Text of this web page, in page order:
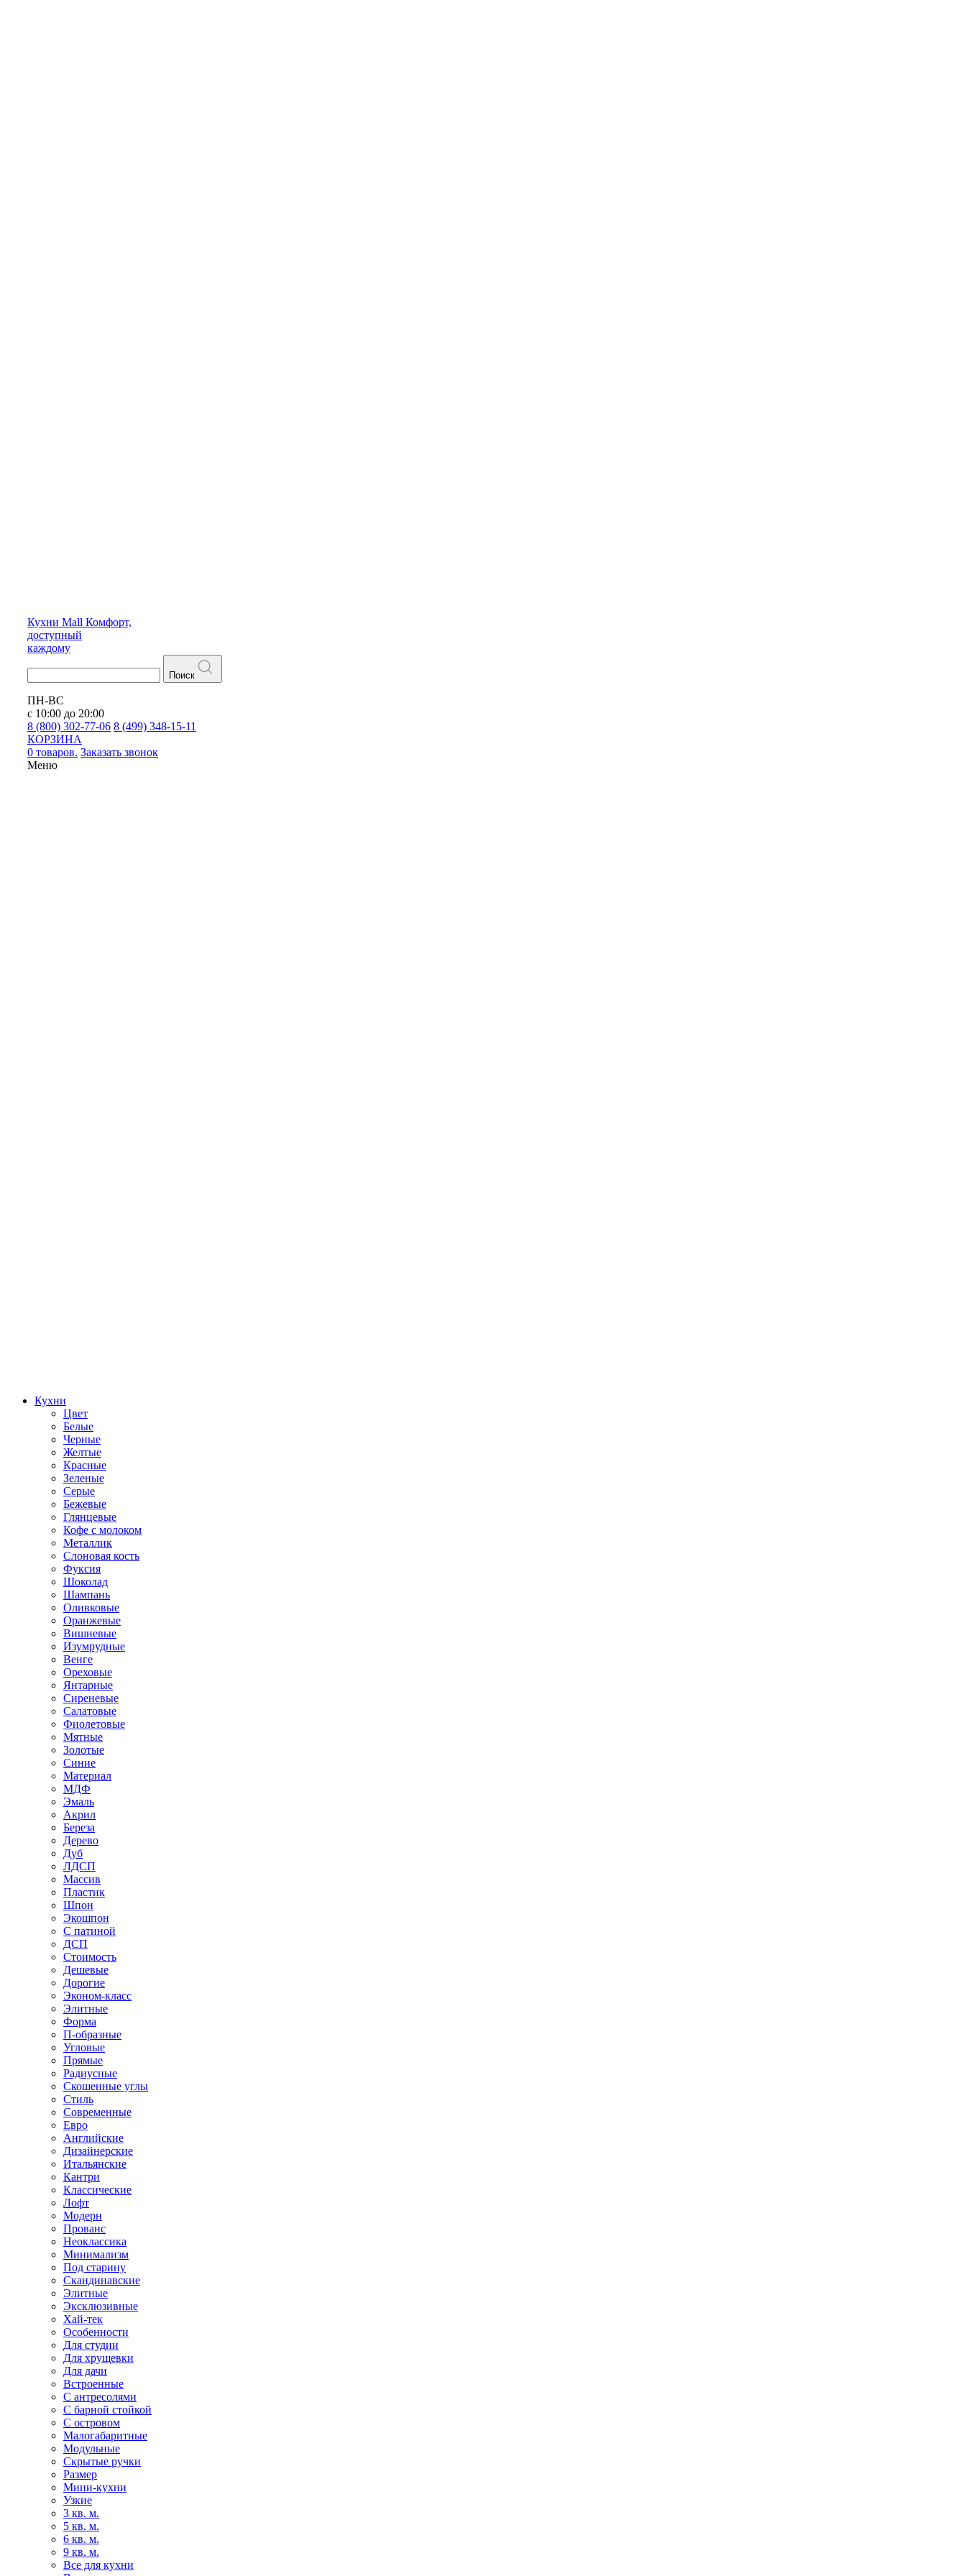
Кухни Mall Комфорт,
доступный
каждому
Поиск
ПН-ВС
с 10:00 до 20:00
8 (800) 302-77-06 8 (499) 348-15-11
КОРЗИНА
0 товаров. Заказать звонок
Меню
Кухни
Цвет
Белые
Черные
Желтые
Красные
Зеленые
Серые
Бежевые
Глянцевые
Кофе с молоком
Металлик
Слоновая кость
Фуксия
Шоколад
Шампань
Оливковые
Оранжевые
Вишневые
Изумрудные
Венге
Ореховые
Янтарные
Сиреневые
Салатовые
Фиолетовые
Мятные
Золотые
Синие
Материал
МДФ
Эмаль
Акрил
Береза
Дерево
Дуб
ЛДСП
Массив
Пластик
Шпон
Экошпон
С патиной
ДСП
Стоимость
Дешевые
Дорогие
Эконом-класс
Элитные
Форма
П-образные
Угловые
Прямые
Радиусные
Скошенные углы
Стиль
Современные
Евро
Английские
Дизайнерские
Итальянские
Кантри
Классические
Лофт
Модерн
Прованс
Неоклассика
Минимализм
Под старину
Скандинавские
Элитные
Эксклюзивные
Хай-тек
Особенности
Для студии
Для хрущевки
Для дачи
Встроенные
С антресолями
С барной стойкой
С островом
Малогабаритные
Модульные
Скрытые ручки
Размер
Мини-кухни
Узкие
3 кв. м.
5 кв. м.
6 кв. м.
9 кв. м.
Все для кухни